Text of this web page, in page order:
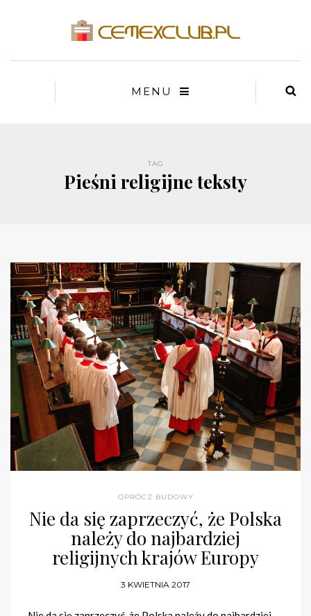
MENU
TAG
Pieśni religijne teksty
OPRÓCZ BUDOWY
Nie da się zaprzeczyć, że Polska
należy do najbardziej
religijnych krajów Europy
3 KWIETNIA 2017